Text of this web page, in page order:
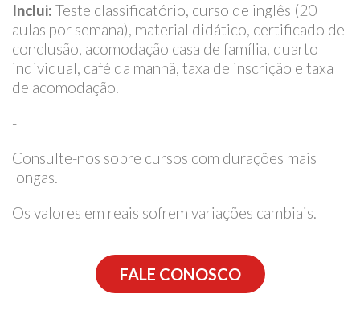
Inclui: Teste classificatório, curso de inglês (20
aulas por semana), material didático, certificado de
conclusão, acomodação casa de família, quarto
individual, café da manhã, taxa de inscrição e taxa
de acomodação.
-
Consulte-nos sobre cursos com durações mais
longas.
Os valores em reais sofrem variações cambiais.
FALE CONOSCO